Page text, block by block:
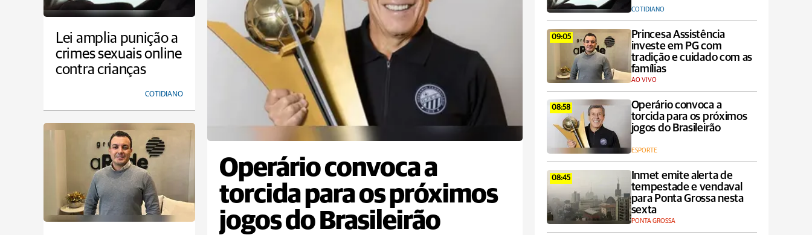
Lei amplia punição a
crimes sexuais online
contra crianças
COTIDIANO
Operário convoca a
torcida para os próximos
jogos do Brasileirão
COTIDIANO
09:05
Princesa Assistência
investe em PG com
tradição e cuidado com as
famílias
AO VIVO
08:58
Operário convoca a
torcida para os próximos
jogos do Brasileirão
ESPORTE
08:45
Inmet emite alerta de
tempestade e vendaval
para Ponta Grossa nesta
sexta
PONTA GROSSA